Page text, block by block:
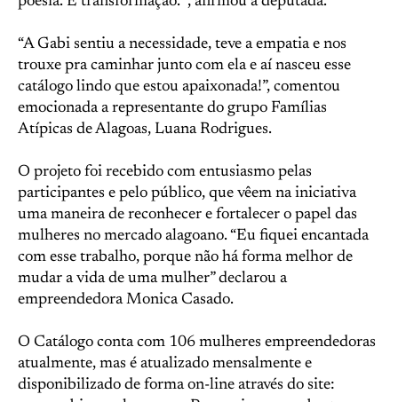
“A Gabi sentiu a necessidade, teve a empatia e nos
trouxe pra caminhar junto com ela e aí nasceu esse
catálogo lindo que estou apaixonada!”, comentou
emocionada a representante do grupo Famílias
Atípicas de Alagoas, Luana Rodrigues.
O projeto foi recebido com entusiasmo pelas
participantes e pelo público, que vêem na iniciativa
uma maneira de reconhecer e fortalecer o papel das
mulheres no mercado alagoano. “Eu fiquei encantada
com esse trabalho, porque não há forma melhor de
mudar a vida de uma mulher” declarou a
empreendedora Monica Casado.
O Catálogo conta com 106 mulheres empreendedoras
atualmente, mas é atualizado mensalmente e
disponibilizado de forma on-line através do site: